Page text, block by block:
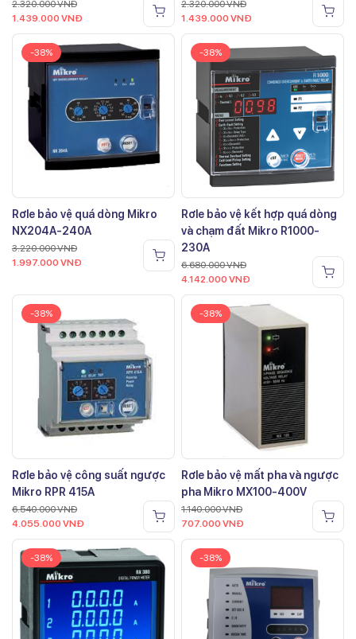
2.320.000VNĐ
1.439.000 VNĐ
2.320.000VNĐ
1.439.000 VNĐ
-38%
Rơle bảo vệ quá dòng Mikro
NX204A-240A
3.220.000VNĐ
1.997.000 VNĐ
-38%
Rơle bảo vệ kết hợp quá dòng
và chạm đất Mikro R1000-
230A
6.680.000VNĐ
4.142.000 VNĐ
-38%
Rơle bảo vệ công suất ngược
Mikro RPR 415A
6.540.000VNĐ
4.055.000 VNĐ
-38%
Rơle bảo vệ mất pha và ngược
pha Mikro MX100-400V
1.140.000VNĐ
707.000 VNĐ
-38% -38%